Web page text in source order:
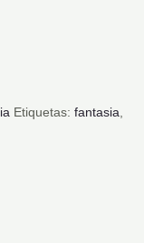
Etiquetas: fantasia